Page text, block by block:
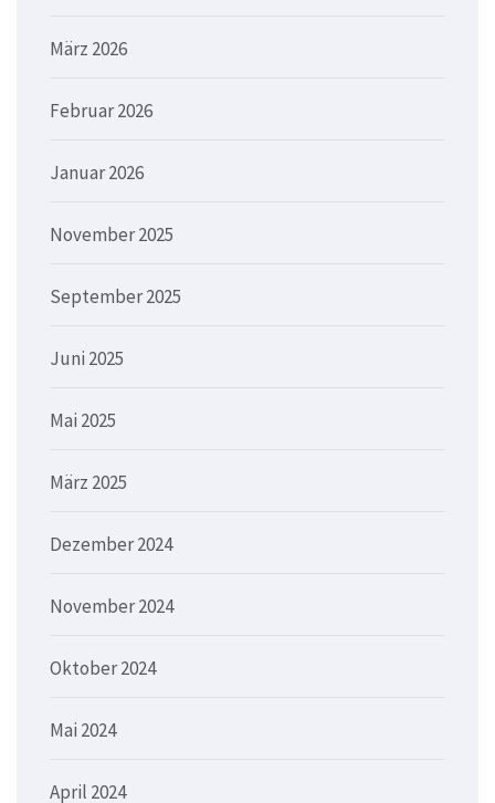
März 2026
Februar 2026
Januar 2026
November 2025
September 2025
Juni 2025
Mai 2025
März 2025
Dezember 2024
November 2024
Oktober 2024
Mai 2024
April 2024